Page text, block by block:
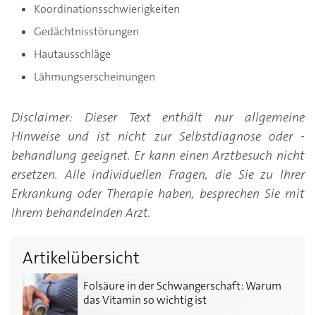
Koordinationsschwierigkeiten
Gedächtnisstörungen
Hautausschläge
Lähmungserscheinungen
Disclaimer: Dieser Text enthält nur allgemeine
Hinweise und ist nicht zur Selbstdiagnose oder -
behandlung geeignet. Er kann einen Arztbesuch nicht
ersetzen. Alle individuellen Fragen, die Sie zu Ihrer
Erkrankung oder Therapie haben, besprechen Sie mit
Ihrem behandelnden Arzt.
Artikelübersicht
Folsäure in der Schwangerschaft: Warum
das Vitamin so wichtig ist
Folsäure in der Schwangerschaft: Warum das